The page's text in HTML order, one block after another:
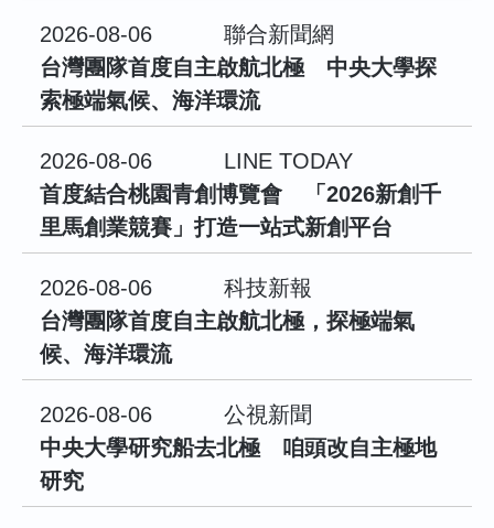
2026-08-06
聯合新聞網
台灣團隊首度自主啟航北極 中央大學探
索極端氣候、海洋環流
2026-08-06
LINE TODAY
首度結合桃園青創博覽會 「2026新創千
里馬創業競賽」打造一站式新創平台
2026-08-06
科技新報
台灣團隊首度自主啟航北極，探極端氣
候、海洋環流
2026-08-06
公視新聞
中央大學研究船去北極 咱頭改自主極地
研究